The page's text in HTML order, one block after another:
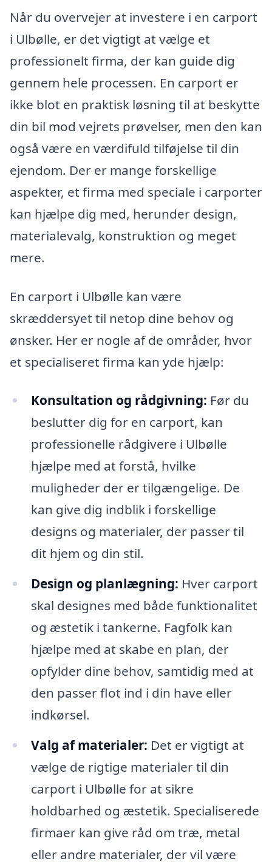
Når du overvejer at investere i en carport
i Ulbølle, er det vigtigt at vælge et
professionelt firma, der kan guide dig
gennem hele processen. En carport er
ikke blot en praktisk løsning til at beskytte
din bil mod vejrets prøvelser, men den kan
også være en værdifuld tilføjelse til din
ejendom. Der er mange forskellige
aspekter, et firma med speciale i carporter
kan hjælpe dig med, herunder design,
materialevalg, konstruktion og meget
mere.
En carport i Ulbølle kan være
skræddersyet til netop dine behov og
ønsker. Her er nogle af de områder, hvor
et specialiseret firma kan yde hjælp:
Konsultation og rådgivning: Før du
beslutter dig for en carport, kan
professionelle rådgivere i Ulbølle
hjælpe med at forstå, hvilke
muligheder der er tilgængelige. De
kan give dig indblik i forskellige
designs og materialer, der passer til
dit hjem og din stil.
Design og planlægning: Hver carport
skal designes med både funktionalitet
og æstetik i tankerne. Fagfolk kan
hjælpe med at skabe en plan, der
opfylder dine behov, samtidig med at
den passer flot ind i din have eller
indkørsel.
Valg af materialer: Det er vigtigt at
vælge de rigtige materialer til din
carport i Ulbølle for at sikre
holdbarhed og æstetik. Specialiserede
firmaer kan give råd om træ, metal
eller andre materialer, der vil være